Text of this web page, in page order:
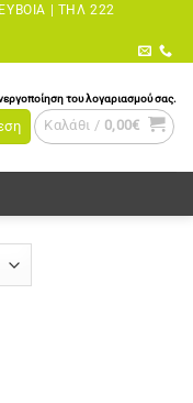
| ΤΗΛ 222
του λογαριασμού σας.
Καλάθι / 0,00€